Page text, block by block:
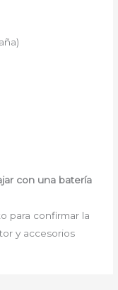
con una batería
para confirmar la
y accesorios